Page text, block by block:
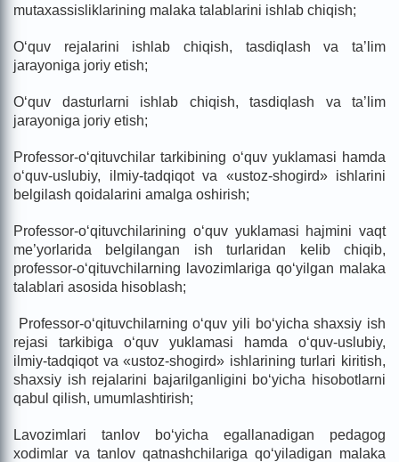
mutaxassisliklarining malaka talablarini ishlab chiqish;
O‘quv rejalarini ishlab chiqish, tasdiqlash va ta’lim
jarayoniga joriy etish;
O‘quv dasturlarni ishlab chiqish, tasdiqlash va ta’lim
jarayoniga joriy etish;
Professor-o‘qituvchilar tarkibining o‘quv yuklamasi hamda
o‘quv-uslubiy, ilmiy-tadqiqot va «ustoz-shogird» ishlarini
belgilash qoidalarini amalga oshirish;
Professor-o‘qituvchilarining o‘quv yuklamasi hajmini vaqt
me’yorlarida belgilangan ish turlaridan kelib chiqib,
professor-o‘qituvchilarning lavozimlariga qo‘yilgan malaka
talablari asosida hisoblash;
Professor-o‘qituvchilarning o‘quv yili bo‘yicha shaxsiy ish
rejasi tarkibiga o‘quv yuklamasi hamda o‘quv-uslubiy,
ilmiy-tadqiqot va «ustoz-shogird» ishlarining turlari kiritish,
shaxsiy ish rejalarini bajarilganligini bo‘yicha hisobotlarni
qabul qilish, umumlashtirish;
Lavozimlari tanlov bo‘yicha egallanadigan pedagog
xodimlar va tanlov qatnashchilariga qo‘yiladigan malaka